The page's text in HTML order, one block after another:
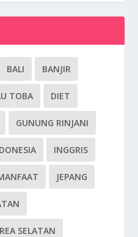
BALI BANJIR
TOBA DIET
GUNUNG RINJANI
INGGRIS
JEPANG
SELATAN